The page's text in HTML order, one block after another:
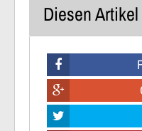
Diesen